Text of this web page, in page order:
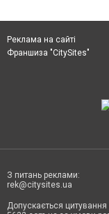
Реклама на сайті
Франшиза "CitySites"
З питань реклами:
rek@citysites.ua
Допускається цитування